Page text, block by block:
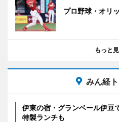
プロ野球・オリ
もっと
みん経
伊東の宿・グランベール伊
特製ランチも